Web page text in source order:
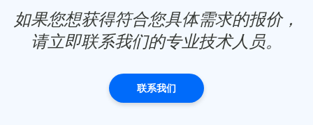
如果您想获得符合您具体需求的报价，
请立即联系我们的专业技术人员。
联系我们